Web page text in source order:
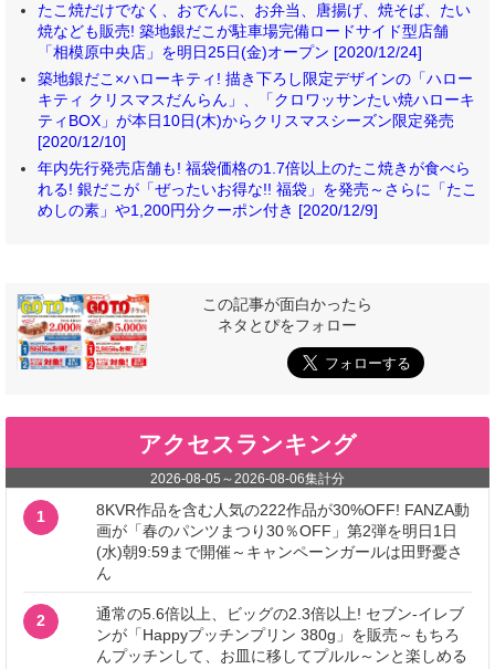
たこ焼だけでなく、おでんに、お弁当、唐揚げ、焼そば、たい
焼なども販売! 築地銀だこが駐車場完備ロードサイド型店舗
「相模原中央店」を明日25日(金)オープン [2020/12/24]
築地銀だこ×ハローキティ! 描き下ろし限定デザインの「ハロー
キティ クリスマスだんらん」、「クロワッサンたい焼ハローキ
ティBOX」が本日10日(木)からクリスマスシーズン限定発売
[2020/12/10]
年内先行発売店舗も! 福袋価格の1.7倍以上のたこ焼きが食べら
れる! 銀だこが「ぜったいお得な!! 福袋」を発売～さらに「たこ
めしの素」や1,200円分クーポン付き [2020/12/9]
この記事が面白かったら
ネタとぴをフォロー
アクセスランキング
2026-08-05 ～2026-08-06集計分
1
8KVR作品を含む人気の222作品が30%OFF! FANZA動
画が「春のパンツまつり30％OFF」第2弾を明日1日
(水)朝9:59まで開催～キャンペーンガールは田野憂さ
ん
2
通常の5.6倍以上、ビッグの2.3倍以上! セブン‐イレブ
ンが「Happyプッチンプリン 380g」を販売～もちろ
んプッチンして、お皿に移してプルル～ンと楽しめる